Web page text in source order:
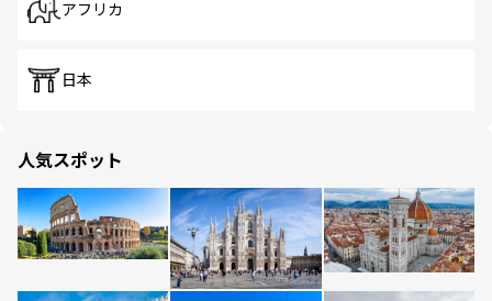
アフリカ
日本
人気スポット